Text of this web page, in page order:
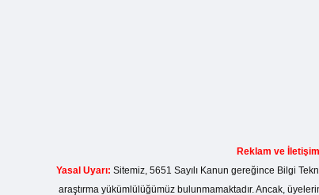
Reklam ve
Yasal Uyarı: Sitemiz, 5651 Sayılı Kanun gereğince Bilgi
araştırma yükümlülüğümüz bulunmamaktadır. Ancak,